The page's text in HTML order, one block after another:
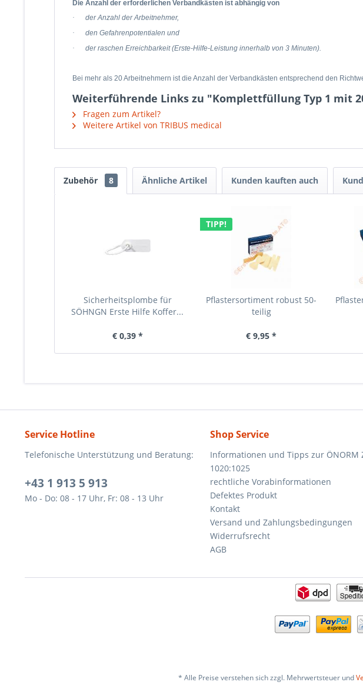
Die Anzahl der erforderlichen Verbandkästen ist abhängig von
·
der Anzahl der Arbeitnehmer,
·
den Gefahrenpotentialen und
·
der raschen Erreichbarkeit (Erste-Hilfe-Leistung innerhalb von 3 Minuten).
Bei mehr als 20 Arbeitnehmern ist die Anzahl der Verbandkästen entsprechend den
Weiterführende Links zu "Komplettfüllung Typ 1 mit
Fragen zum Artikel?
Weitere Artikel von TRIBUS medical
Zubehör 8 Ähnliche Artikel Kunden kauften auch
Sicherheitsplombe für
SÖHNGN Erste Hilfe Koffer...
€ 0,39 *
TIPP!
Pflastersortiment robust 50-
teilig
€ 9,95 *
Service Hotline
Telefonische Unterstützung und Beratung:
+43 1 913 5 913
Mo - Do: 08 - 17 Uhr, Fr: 08 - 13 Uhr
Shop Service
Informationen und Tipps zur ÖNORM
1020:1025
rechtliche Vorabinformationen
Defektes Produkt
Kontakt
Versand und Zahlungsbedingungen
Widerrufsrecht
AGB
* Alle Preise verstehen sich zzgl. Mehrwertsteuer und